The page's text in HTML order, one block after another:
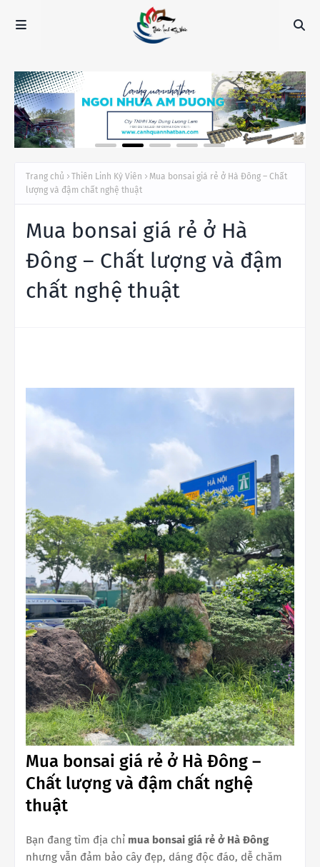
Trang chủ Thiên Linh Kỳ Viên
Mua bonsai giá rẻ ở Hà Đông – Chất
lượng và đậm chất nghệ thuật
Mua bonsai giá rẻ ở Hà
Đông – Chất lượng và đậm
chất nghệ thuật
Mua bonsai giá rẻ ở Hà Đông –
Chất lượng và đậm chất nghệ
thuật
Bạn đang tìm địa chỉ mua bonsai giá rẻ ở Hà Đông
nhưng vẫn đảm bảo cây đẹp, dáng độc đáo, dễ chăm